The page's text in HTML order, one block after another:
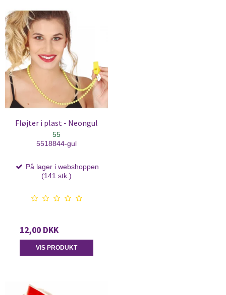
Fløjter i plast - Neongul
55
5518844-gul
På lager i webshoppen
(141 stk.)
12,00 DKK
VIS PRODUKT